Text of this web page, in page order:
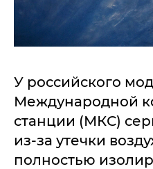
У российского
Международной
станции (МКС)
из-за утечки
полностью